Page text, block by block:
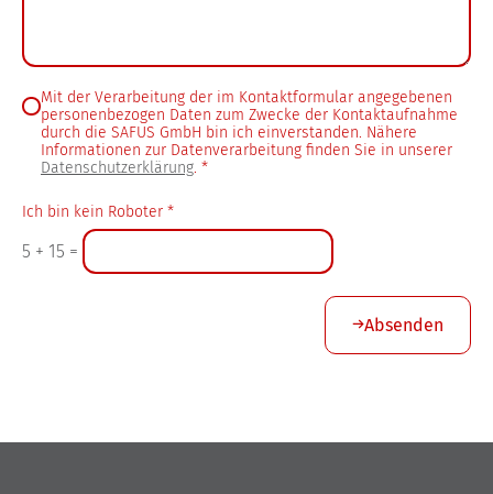
Mit der Verarbeitung der im Kontaktformular angegebenen
personenbezogen Daten zum Zwecke der Kontaktaufnahme
durch die SAFUS GmbH bin ich einverstanden. Nähere
Informationen zur Datenverarbeitung finden Sie in unserer
Datenschutzerklärung. *
Ich bin kein Roboter *
5 + 15 =
Absenden